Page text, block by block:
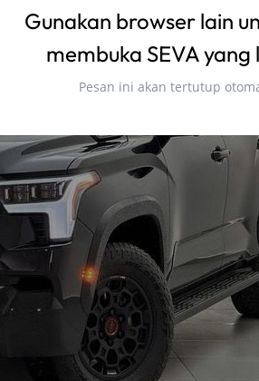
Gunakan browser lain
membuka SEVA
Pesan ini akan tertutup